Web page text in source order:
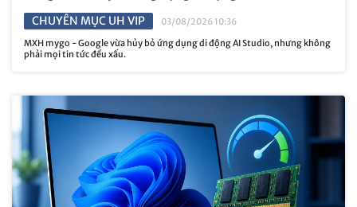
CHUYÊN MỤC UH VIP
03/08/2026 10:36
MXH mygo - Google vừa hủy bỏ ứng dụng di động AI Studio, nhưng không
phải mọi tin tức đều xấu.